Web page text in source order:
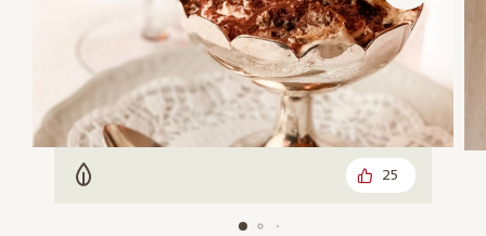
Vegetarisch 25